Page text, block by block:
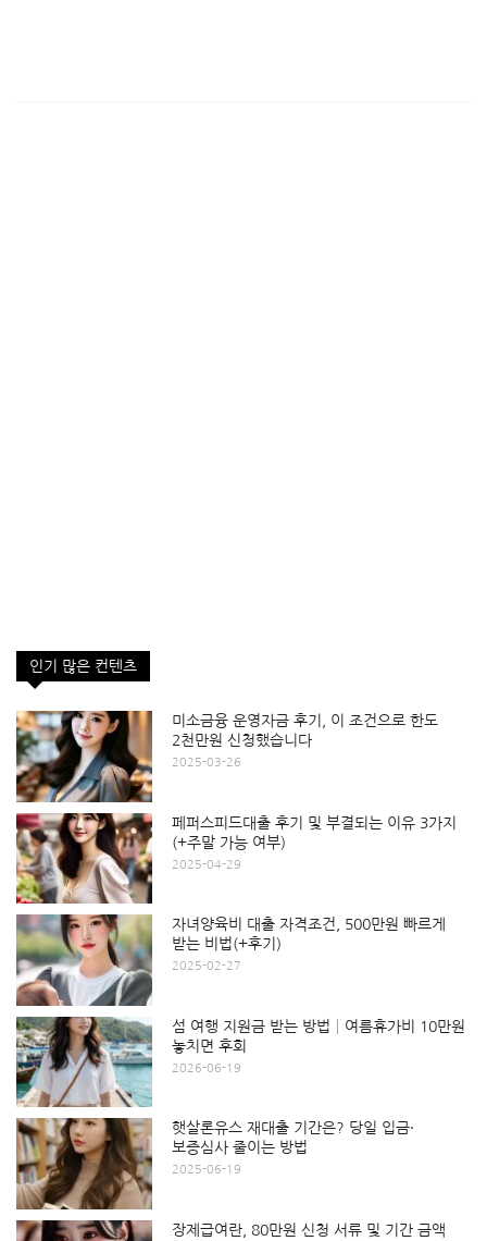
인기 많은 컨텐츠
미소금융 운영자금 후기, 이 조건으로 한도
2천만원 신청했습니다
2025-03-26
페퍼스피드대출 후기 및 부결되는 이유 3가지
(+주말 가능 여부)
2025-04-29
자녀양육비 대출 자격조건, 500만원 빠르게
받는 비법(+후기)
2025-02-27
섬 여행 지원금 받는 방법│여름휴가비 10만원
놓치면 후회
2026-06-19
햇살론유스 재대출 기간은? 당일 입금·
보증심사 줄이는 방법
2025-06-19
장제급여란, 80만원 신청 서류 및 기간 금액